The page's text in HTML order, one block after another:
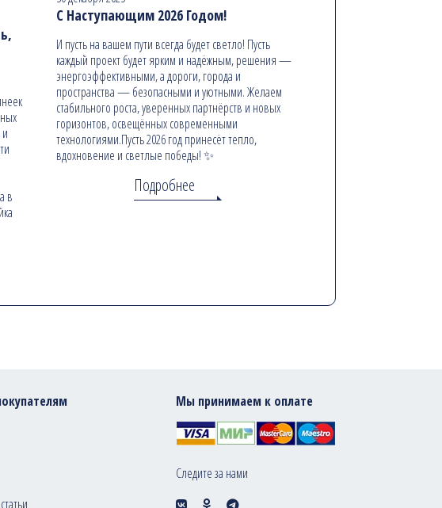
в
С Наступающим 2026 Годом!
И пусть на вашем пути всегда будет светло! Пусть
каждый проект будет ярким и надёжным, решения —
энергоэффективными, а дороги, города и
пространства — безопасными и уютными. Желаем
стабильного роста, уверенных партнёрств и новых
горизонтов, освещённых современными
технологиями.Пусть 2026 год принесёт тепло,
вдохновение и светлые победы! ✨
Подробнее
Мы принимаем к оплате
Следите за нами